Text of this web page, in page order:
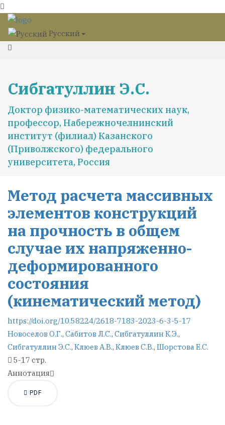
Русский
Сибгатуллин Э.С.
Доктор физико-математических наук,
профессор, Набережночелнинский
институт (филиал) Казанского
(Приволжского) федерального
университета, Россия
Метод расчета массивных
элементов конструкций
на прочность в общем
случае их напряженно-
деформированного
состояния
(кинематический метод)
https://doi.org/10.58224/2618-7183-2023-6-3-5-17
Новоселов О.Г., Сабитов Л.С., Сибгатуллин К.Э.,
Сибгатуллин Э.С., Клюев А.В., Клюев С.В., Шорстова Е.С.
5-17 стр.
Аннотация
PDF